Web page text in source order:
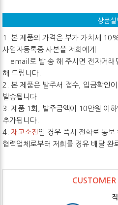
상품설
1. 본 제품의 가격은 부가 가치세
사업자등록증 사본을 저희에게
email로 발 송 해 주시면 전자거래
해 드립니다.
2. 본 제품은 발주서 접수, 입금확인
발송됩니다.
3. 제품 1회, 발주금액이 10만원 이
추가됩니다.
4. 재고소진 일 경우 즉시 전화로 통
협력업체로부터 저희를 경유 배달 완
CUSTOMER